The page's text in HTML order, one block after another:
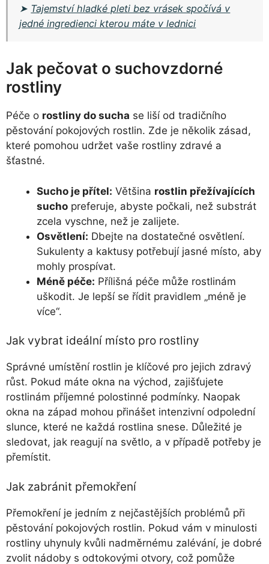
➤ Tajemství hladké pleti bez vrásek spočívá v
jedné ingredienci kterou máte v lednici
Jak pečovat o suchovzdorné
rostliny
Péče o rostliny do sucha se liší od tradičního
pěstování pokojových rostlin. Zde je několik zásad,
které pomohou udržet vaše rostliny zdravé a
šťastné.
Sucho je přítel: Většina rostlin přežívajících
sucho preferuje, abyste počkali, než substrát
zcela vyschne, než je zalijete.
Osvětlení: Dbejte na dostatečné osvětlení.
Sukulenty a kaktusy potřebují jasné místo, aby
mohly prospívat.
Méně péče: Přílišná péče může rostlinám
uškodit. Je lepší se řídit pravidlem „méně je
více“.
Jak vybrat ideální místo pro rostliny
Správné umístění rostlin je klíčové pro jejich zdravý
růst. Pokud máte okna na východ, zajišťujete
rostlinám příjemné polostinné podmínky. Naopak
okna na západ mohou přinášet intenzivní odpolední
slunce, které ne každá rostlina snese. Důležité je
sledovat, jak reagují na světlo, a v případě potřeby je
přemístit.
Jak zabránit přemokření
Přemokření je jedním z nejčastějších problémů při
pěstování pokojových rostlin. Pokud vám v minulosti
rostliny uhynuly kvůli nadměrnému zalévání, je dobré
zvolit nádoby s odtokovými otvory, což pomůže